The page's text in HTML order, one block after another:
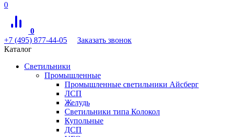
0
0
+7 (495) 877-44-05
Заказать звонок
Каталог
Светильники
Промышленные
Промышленные светильники Айсберг
ЛСП
Желудь
Светильники типа Колокол
Купольные
ДСП